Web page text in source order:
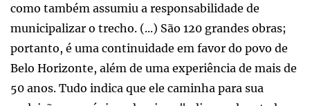
como também assumiu a responsabilidade de
municipalizar o trecho. (...) São 120 grandes obras;
portanto, é uma continuidade em favor do povo de
Belo Horizonte, além de uma experiência de mais de
50 anos. Tudo indica que ele caminha para sua